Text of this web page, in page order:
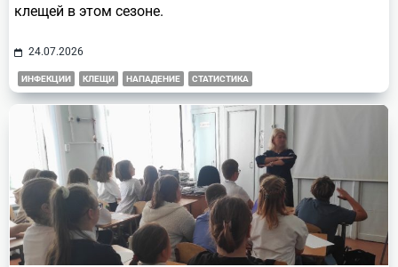
клещей в этом сезоне.
24.07.2026
ИНФЕКЦИИ КЛЕЩИ НАПАДЕНИЕ СТАТИСТИКА